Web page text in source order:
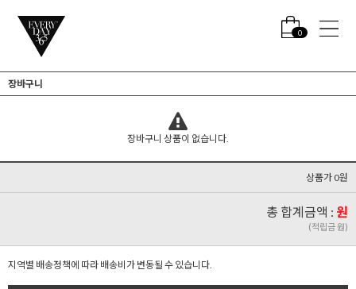
0
장바구니
장바구니 상품이 없습니다.
상품가 0원
총 합계금액 : 원
(적립금 원)
지역별 배송정책에 따라 배송비가 변동될 수 있습니다.